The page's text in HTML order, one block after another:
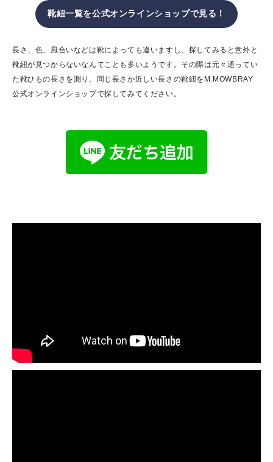
靴紐一覧を公式オンラインショップで見る！
長さ、色、風合いなどは靴によっても違いますし、探してみると意外と
靴紐が見つからないなんてことも多いようです。その際は元々通ってい
た靴ひもの長さを測り、同じ長さか近しい長さの靴紐をM.MOWBRAY
公式オンラインショップで探してみてください。